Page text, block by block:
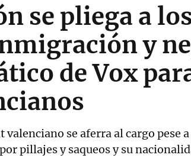
se pliega a
y
de Vox
valenciano se aferra al cargo pese
pillajes y saqueos y su